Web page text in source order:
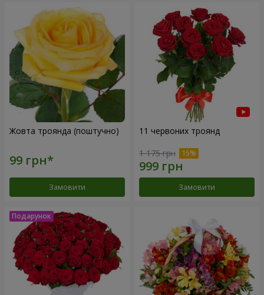
Жовта троянда (поштучно)
Замовити
11 червоних троянд
1 175 грн
Замовити